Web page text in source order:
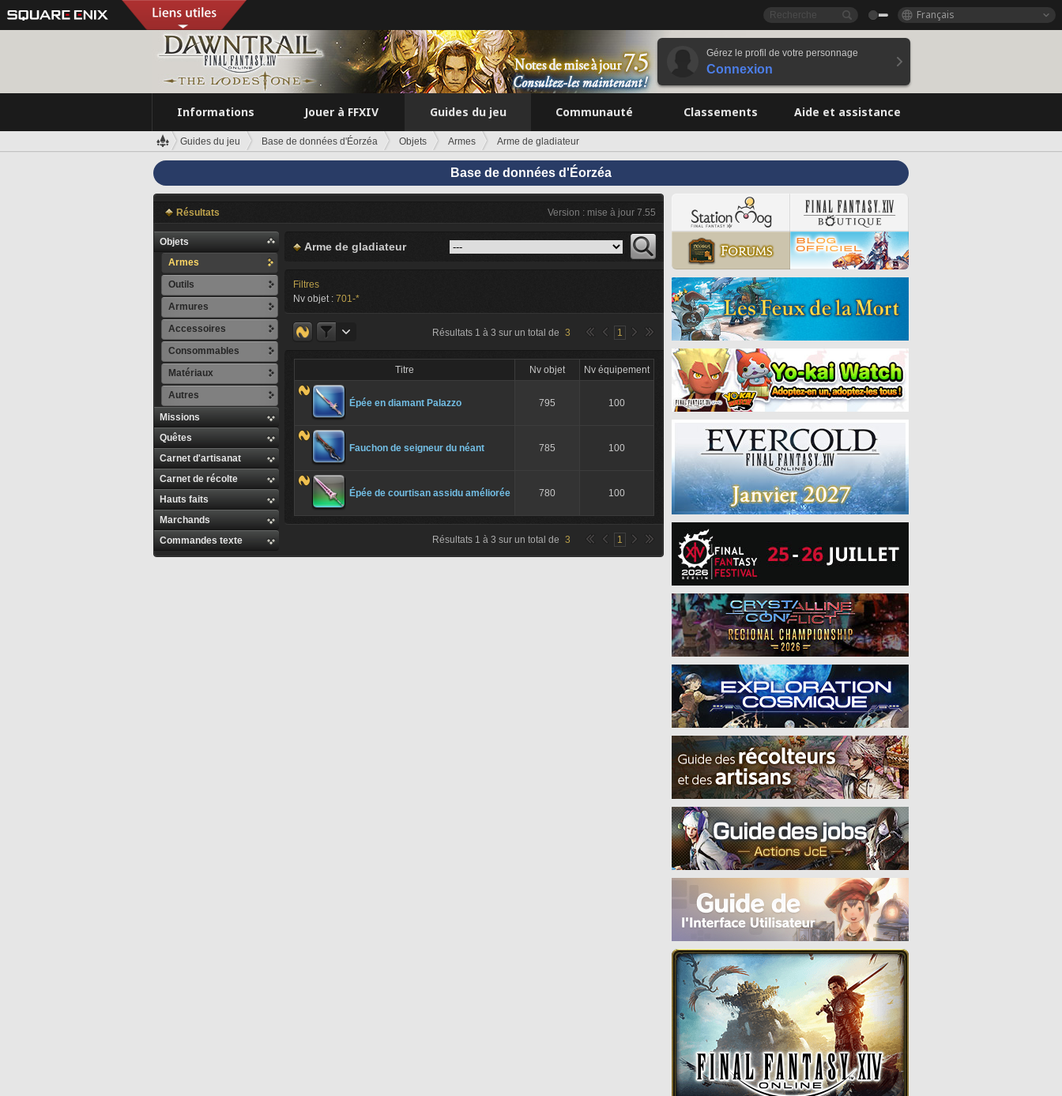
Français
Gérez le profil de votre personnage
Connexion
Informations Jouer à FFXIV Guides du jeu Communauté Classements Aide et assistance
Guides du jeu Base de données d'Éorzéa Objets Armes Arme de gladiateur
Base de données d'Éorzéa
Résultats Version : mise à jour 7.55
Objets
Armes
Outils
Armures
Accessoires
Consommables
Matériaux
Autres
Missions
Quêtes
Carnet d'artisanat
Carnet de récolte
Hauts faits
Marchands
Commandes texte
Arme de gladiateur
Filtres
Nv objet : 701-*
Résultats 1 à 3 sur un total de 3 1
Titre Nv objet Nv équipement
Épée en diamant Palazzo 795 100
Fauchon de seigneur du néant 785 100
Épée de courtisan assidu améliorée 780 100
Résultats 1 à 3 sur un total de 3 1